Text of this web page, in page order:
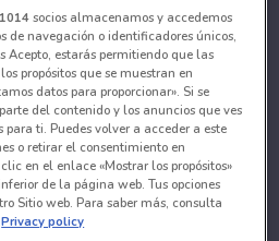
1014socios almacenamos y accedemos
de navegación o identificadores únicos,
Acepto, estarás permitiendo que las
propósitos que se muestran en
datos para proporcionar». Si se
del contenido y los anuncios que ves
ti. Puedes volver a acceder a este
o retirar el consentimiento en
en el enlace «Mostrar los propósitos»
de la página web. Tus opciones
Sitio web. Para saber más, consulta
Privacy policy